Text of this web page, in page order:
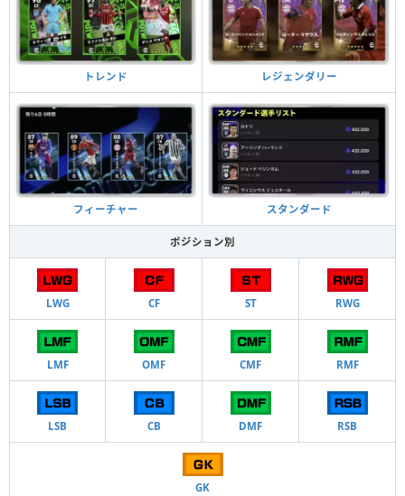
トレンド レジェンダリー
フィーチャー スタンダード
ポジション別
LWG CF ST RWG
LMF OMF CMF RMF
LSB CB DMF RSB
GK